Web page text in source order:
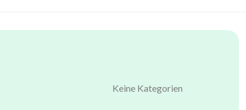
Keine Kategorien